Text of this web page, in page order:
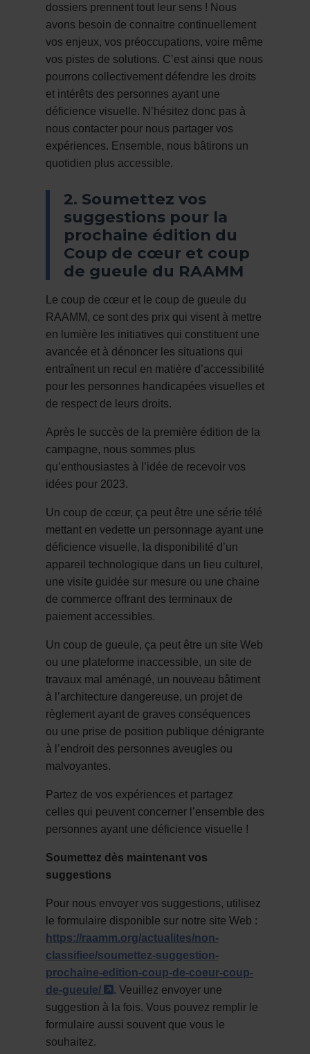
dossiers prennent tout leur sens ! Nous
avons besoin de connaitre continuellement
vos enjeux, vos préoccupations, voire même
vos pistes de solutions. C’est ainsi que nous
pourrons collectivement défendre les droits
et intérêts des personnes ayant une
déficience visuelle. N’hésitez donc pas à
nous contacter pour nous partager vos
expériences. Ensemble, nous bâtirons un
quotidien plus accessible.
2. Soumettez vos
suggestions pour la
prochaine édition du
Coup de cœur et coup
de gueule du RAAMM
Le coup de cœur et le coup de gueule du
RAAMM, ce sont des prix qui visent à mettre
en lumière les initiatives qui constituent une
avancée et à dénoncer les situations qui
entraînent un recul en matière d’accessibilité
pour les personnes handicapées visuelles et
de respect de leurs droits.
Après le succès de la première édition de la
campagne, nous sommes plus
qu’enthousiastes à l’idée de recevoir vos
idées pour 2023.
Un coup de cœur, ça peut être une série télé
mettant en vedette un personnage ayant une
déficience visuelle, la disponibilité d’un
appareil technologique dans un lieu culturel,
une visite guidée sur mesure ou une chaine
de commerce offrant des terminaux de
paiement accessibles.
Un coup de gueule, ça peut être un site Web
ou une plateforme inaccessible, un site de
travaux mal aménagé, un nouveau bâtiment
à l’architecture dangereuse, un projet de
règlement ayant de graves conséquences
ou une prise de position publique dénigrante
à l’endroit des personnes aveugles ou
malvoyantes.
Partez de vos expériences et partagez
celles qui peuvent concerner l’ensemble des
personnes ayant une déficience visuelle !
Soumettez dès maintenant vos
suggestions
Pour nous envoyer vos suggestions, utilisez
le formulaire disponible sur notre site Web :
https://raamm.org/actualites/non-
classifiee/soumettez-suggestion-
prochaine-edition-coup-de-coeur-coup-
de-gueule/
- Cet hyperlien s'ouvrira dans une
. Veuillez envoyer une
suggestion à la fois. Vous pouvez remplir le
formulaire aussi souvent que vous le
souhaitez.